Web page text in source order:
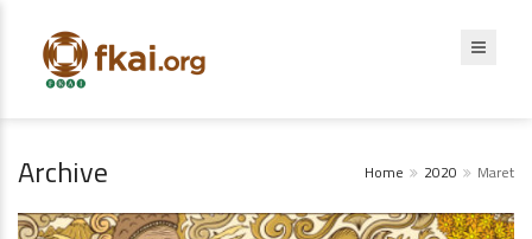
Archive Home 2020 Maret